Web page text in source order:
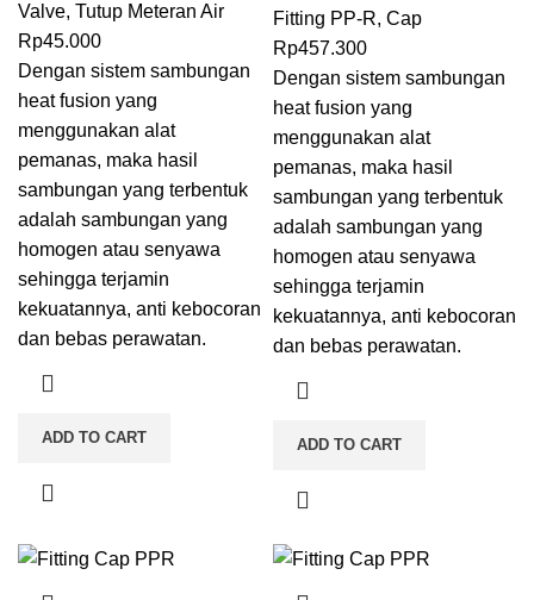
Valve, Tutup Meteran Air
Rp45.000
Dengan sistem sambungan
heat fusion yang
menggunakan alat
pemanas, maka hasil
sambungan yang terbentuk
adalah sambungan yang
homogen atau senyawa
sehingga terjamin
kekuatannya, anti kebocoran
dan bebas perawatan.
ADD TO CART
Fitting PP-R, Cap
Rp457.300
Dengan sistem sambungan
heat fusion yang
menggunakan alat
pemanas, maka hasil
sambungan yang terbentuk
adalah sambungan yang
homogen atau senyawa
sehingga terjamin
kekuatannya, anti kebocoran
dan bebas perawatan.
ADD TO CART